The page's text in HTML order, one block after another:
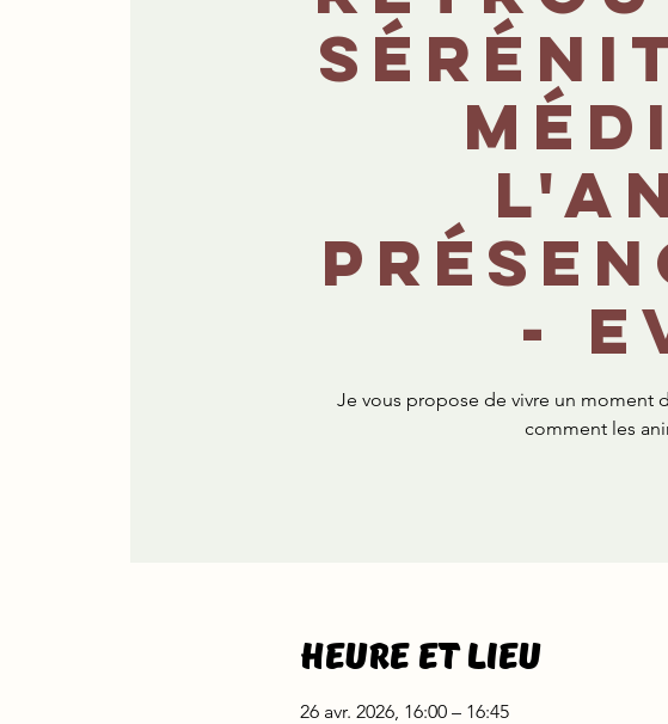
-
Je vous propose de vivre un moment
comment les
Heure et lieu
26 avr. 2026, 16:00 – 16:45